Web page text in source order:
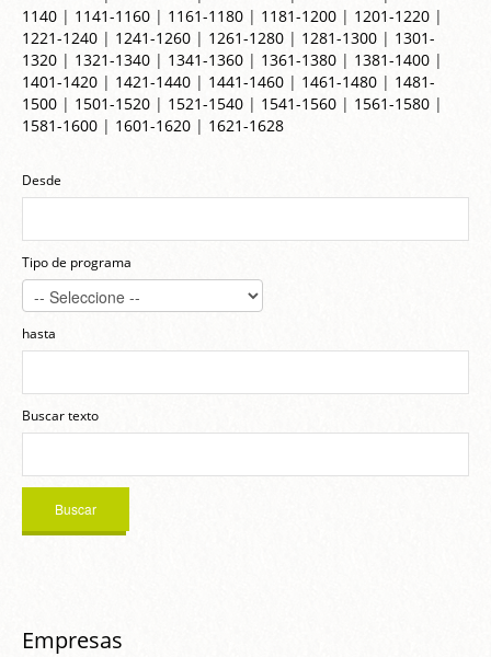
1140 | 1141-1160 | 1161-1180 | 1181-1200 | 1201-1220 |
1221-1240 | 1241-1260 | 1261-1280 | 1281-1300 | 1301-
1320 | 1321-1340 | 1341-1360 | 1361-1380 | 1381-1400 |
1401-1420 | 1421-1440 | 1441-1460 | 1461-1480 | 1481-
1500 | 1501-1520 | 1521-1540 | 1541-1560 | 1561-1580 |
1581-1600 | 1601-1620 | 1621-1628
Desde
Tipo de programa
hasta
Buscar texto
Empresas